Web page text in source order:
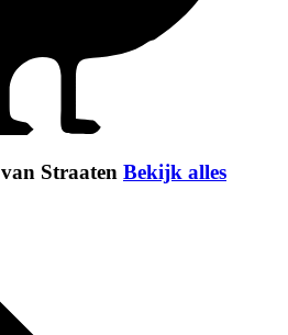
Straaten Bekijk alles